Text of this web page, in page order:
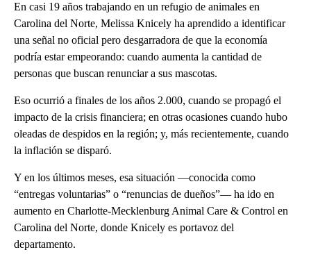
En casi 19 años trabajando en un refugio de animales en
Carolina del Norte, Melissa Knicely ha aprendido a identificar
una señal no oficial pero desgarradora de que la economía
podría estar empeorando: cuando aumenta la cantidad de
personas que buscan renunciar a sus mascotas.
Eso ocurrió a finales de los años 2.000, cuando se propagó el
impacto de la crisis financiera; en otras ocasiones cuando hubo
oleadas de despidos en la región; y, más recientemente, cuando
la inflación se disparó.
Y en los últimos meses, esa situación —conocida como
“entregas voluntarias” o “renuncias de dueños”— ha ido en
aumento en Charlotte-Mecklenburg Animal Care & Control en
Carolina del Norte, donde Knicely es portavoz del
departamento.